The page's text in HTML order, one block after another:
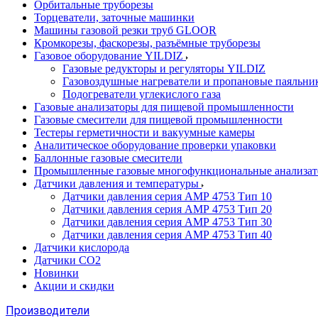
Орбитальные труборезы
Торцеватели, заточные машинки
Машины газовой резки труб GLOOR
Кромкорезы, фаскорезы, разъёмные труборезы
Газовое оборудование YILDIZ
Газовые редукторы и регуляторы YILDIZ
Газовоздушные нагреватели и пропановые
Подогреватели углекислого газа
Газовые анализаторы для пищевой промышленности
Газовые смесители для пищевой промышленности
Тестеры герметичности и вакуумные камеры
Аналитическое оборудование проверки упаковки
Баллонные газовые смесители
Промышленные газовые многофункциональные
Датчики давления и температуры
Датчики давления серия АМР 4753 Тип 10
Датчики давления серия АМР 4753 Тип 20
Датчики давления серия АМР 4753 Тип 30
Датчики давления серия АМР 4753 Тип 40
Датчики кислорода
Датчики CO2
Новинки
Акции и скидки
Производители